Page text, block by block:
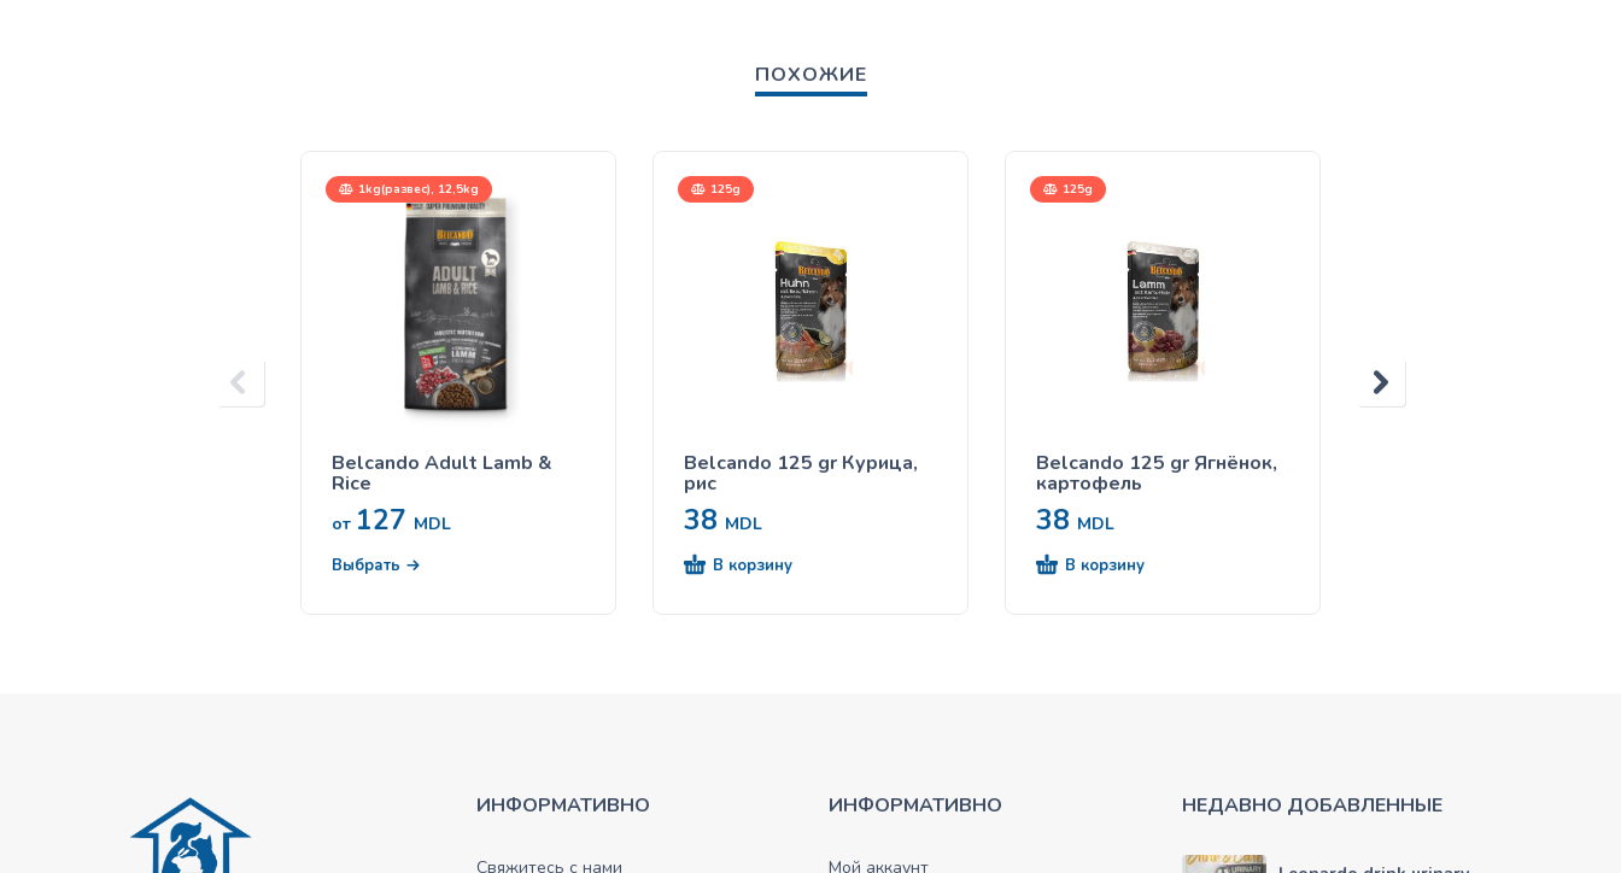
ПОХОЖИЕ
1kg(развес), 12,5kg
Belcando Adult Lamb &
Rice
от 127 MDL
Выбрать
125g
Belcando 125 gr Курица,
рис
38 MDL
В корзину
125g
Belcando 125 gr Ягнёнок,
картофель
38 MDL
В корзину
ИНФОРМАТИВНО
Свяжитесь с нами
ИНФОРМАТИВНО
Мой аккаунт
НЕДАВНО ДОБАВЛЕННЫЕ